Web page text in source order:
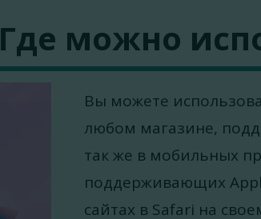
Где можно
Вы можете
любом магазине,
так же в мобильных
поддерживающих
сайтах в Safari на